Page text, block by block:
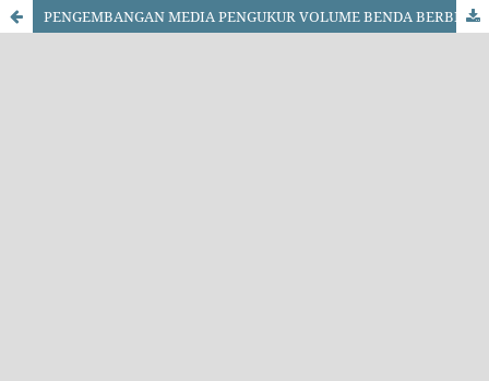
PENGEMBANGAN MEDIA PENGUKUR VOLUME BENDA BERBENTUK TIDAK TERATUR BERBAHAN WADAH MINUMAN BEKAS PADA MASA “PTMT”